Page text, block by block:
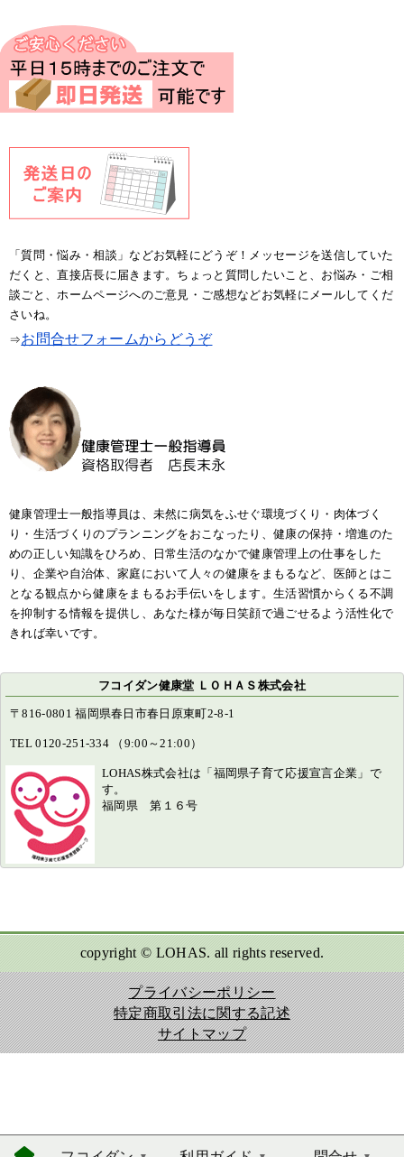
「質問・悩み・相談」などお気軽にどうぞ！メッセージを送信していた
だくと、直接店長に届きます。ちょっと質問したいこと、お悩み・ご相
談ごと、ホームページへのご意見・ご感想などお気軽にメールしてくだ
さいね。
⇒お問合せフォームからどうぞ
健康管理士一般指導員は、未然に病気をふせぐ環境づくり・肉体づく
り・生活づくりのプランニングをおこなったり、健康の保持・増進のた
めの正しい知識をひろめ、日常生活のなかで健康管理上の仕事をした
り、企業や自治体、家庭において人々の健康をまもるなど、医師とはこ
となる観点から健康をまもるお手伝いをします。生活習慣からくる不調
を抑制する情報を提供し、あなた様が毎日笑顔で過ごせるよう活性化で
きれば幸いです。
フコイダン健康堂 ＬＯＨＡＳ株式会社
〒816-0801 福岡県春日市春日原東町2-8-1
TEL 0120-251-334 （9:00～21:00）
LOHAS株式会社は「福岡県子育て応援宣言企業」で
す。
福岡県 第１６号
copyright © LOHAS. all rights reserved.
プライバシーポリシー
特定商取引法に関する記述
サイトマップ